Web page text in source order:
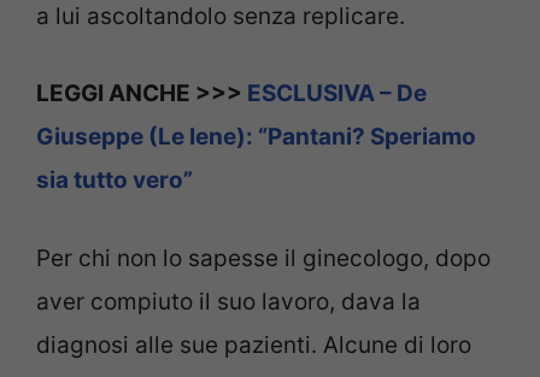
a lui ascoltandolo senza replicare.
LEGGI ANCHE >>> ESCLUSIVA – De
Giuseppe (Le Iene): “Pantani? Speriamo
sia tutto vero”
Per chi non lo sapesse il ginecologo, dopo
aver compiuto il suo lavoro, dava la
diagnosi alle sue pazienti. Alcune di loro